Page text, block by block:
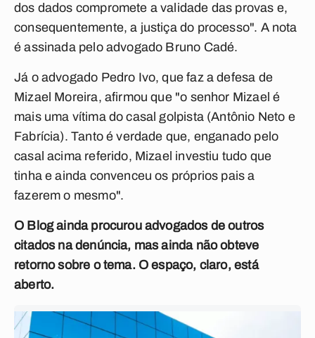
dos dados compromete a validade das provas e,
consequentemente, a justiça do processo". A nota
é assinada pelo advogado Bruno Cadé.
Já o advogado Pedro Ivo, que faz a defesa de
Mizael Moreira, afirmou que "o senhor Mizael é
mais uma vítima do casal golpista (Antônio Neto e
Fabrícia). Tanto é verdade que, enganado pelo
casal acima referido, Mizael investiu tudo que
tinha e ainda convenceu os próprios pais a
fazerem o mesmo".
O Blog ainda procurou advogados de outros
citados na denúncia, mas ainda não obteve
retorno sobre o tema. O espaço, claro, está
aberto.